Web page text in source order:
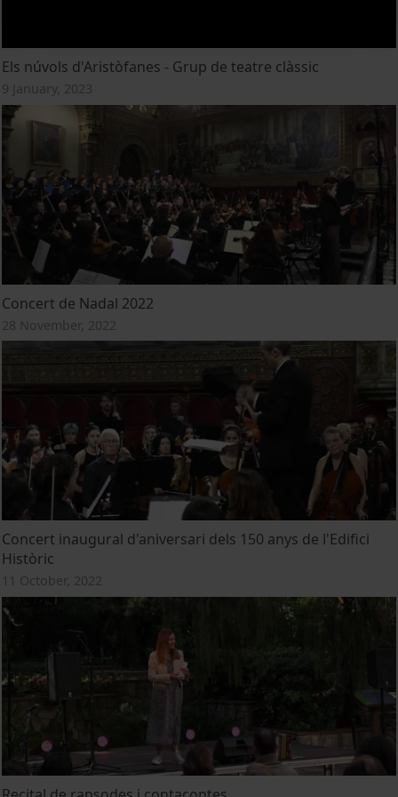
Els núvols d'Aristòfanes - Grup de teatre clàssic
9 January, 2023
Concert de Nadal 2022
28 November, 2022
Concert inaugural d'aniversari dels 150 anys de l'Edifici
Històric
11 October, 2022